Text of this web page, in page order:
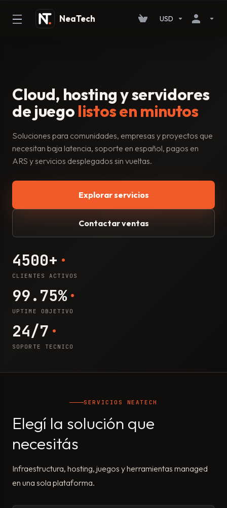
USD
Cloud, hosting y servidores
de juego listos en minutos
Soluciones para comunidades, empresas y proyectos que
necesitan baja latencia, soporte en español, pagos en
ARS y servicios desplegados sin vueltas.
Explorar servicios
Contactar ventas
4500+
CLIENTES ACTIVOS
99.75%
UPTIME OBJETIVO
24/7
SOPORTE TECNICO
SERVICIOS NEATECH
Elegí la solución que
necesitás
Infraestructura, hosting, juegos y herramientas managed
en una sola plataforma.